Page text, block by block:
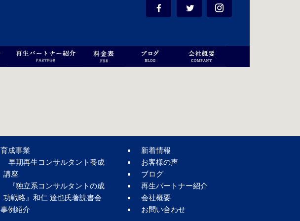
育成事業
早期再生コンサルタント養成
講座
『独立系コンサルタントの成
功戦略』和仁 達也氏著読書会
事例紹介
新着情報
お客様の声
ブログ
再生パートナー紹介
会社概要
お問い合わせ